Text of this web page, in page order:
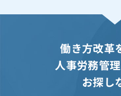
働き方改革
人事労務管
お探し